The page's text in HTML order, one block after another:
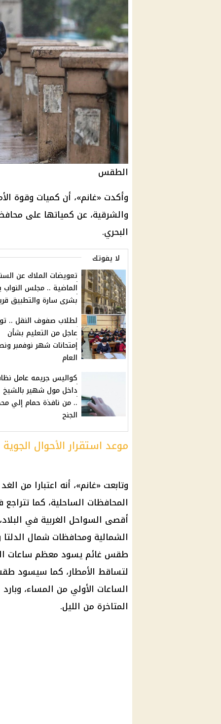
الطقس
وأكدت «غانم»، أن كميات وقوة
والشرقية، عن كمياتها على
البحري.
لا يفوتك
تعويضات الملاك عن
الماضية .. مجلس
بشرى سارة والتطبيق
لطلاب صفوف النقل ..
عاجل من التعليم بشأن
إمتحانات شهر نوفمبر
العام
كواليس جريمه عامل
داخل مول شهير بالشيخ
.. من نافذة حمام إلي
الجنح
موعد استقرار الأحوال
وتابعت «غانم»، أنه اعتبارا من
المحافظات الساحلية، كما
أقصى السواحل الغربية في
الشمالية ومحافظات شمال
طقس غائم يسود معظم ساعات
لتساقط الأمطار، كما سيسود
الساعات الأولي من المساء،
المتاخرة من الليل.